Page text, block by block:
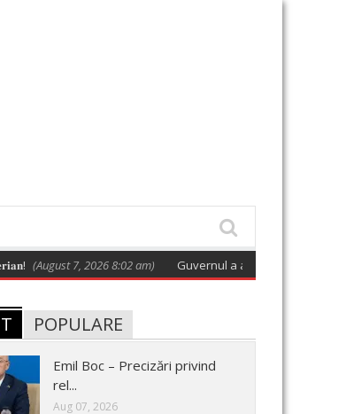
7, 2026 8:02 am) Guvernul a adoptat o hotărâre care
POPULARE
Emil Boc – Precizări privind
rel...
Aug 07, 2026